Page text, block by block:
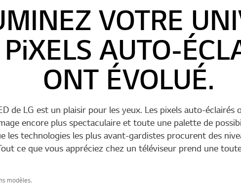
VOTRE
AUTO-
ONT ÉVOLUÉ.
de LG est un plaisir pour les yeux. Les pixels auto-
encore plus spectaculaire et toute une palette de
les technologies les plus avant-gardistes procurent des
ce que vous appréciez chez un téléviseur prend une
modèles.